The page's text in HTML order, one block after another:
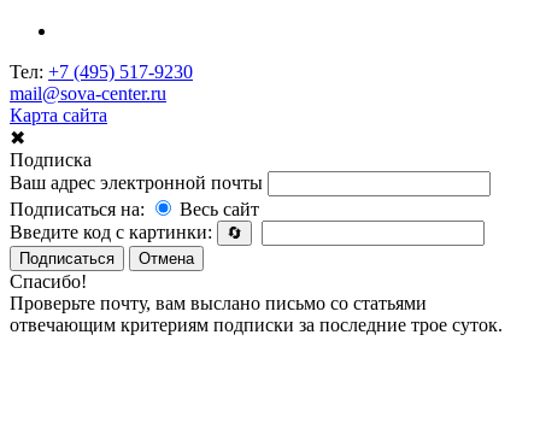
Тел: +7 (495) 517-9230
mail@sova-center.ru
Карта сайта
✖
Подписка
Ваш адрес электронной почты
Подписаться на:
Весь сайт
Введите код с картинки:
🔄
Подписаться
Отмена
Спасибо!
Проверьте почту, вам выслано письмо со статьями
отвечающим критериям подписки за последние трое суток.